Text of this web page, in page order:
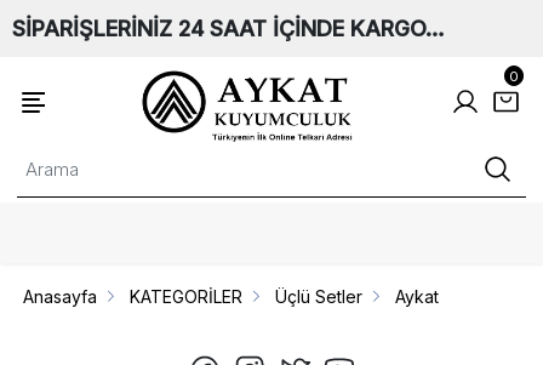
SİPARİŞLERİNİZ 24 SAAT İÇİNDE KARGO…
0
Anasayfa KATEGORİLER Üçlü Setler Aykat